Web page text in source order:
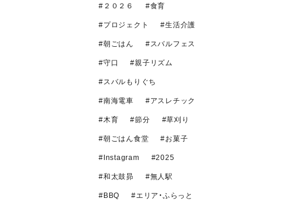
２０２６ 食育
プロジェクト 生活介護
朝ごはん スバルフェス
守口 親子リズム
スバルもりぐち
南海電車 アスレチック
木育 節分 草刈り
朝ごはん食堂 お菓子
Instagram 2025
和太鼓昴 無人駅
BBQ エリア・ふらっと